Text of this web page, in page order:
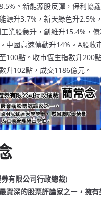
。新能源股反彈，保利協
源升3.7%，新天綠色升2.5%
業股急升，創維升15.4%，
中國高速傳動升14%。A股收
100點。收市恆生指數升200
升102點，成交1186億元。
有限公司行政總裁)
資深的股票評論家之ー，擁